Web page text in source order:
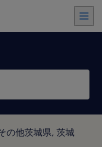
の他茨城県, 茨城